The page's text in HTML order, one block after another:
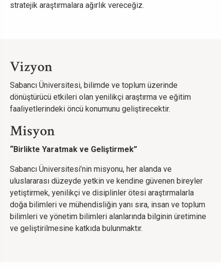
stratejik araştırmalara ağırlık vereceğiz.
Vizyon
Sabancı Üniversitesi, bilimde ve toplum üzerinde
dönüştürücü etkileri olan yenilikçi araştırma ve eğitim
faaliyetlerindeki öncü konumunu geliştirecektir.
Misyon
“Birlikte Yaratmak ve Geliştirmek”
Sabancı Üniversitesi’nin misyonu, her alanda ve
uluslararası düzeyde yetkin ve kendine güvenen bireyler
yetiştirmek, yenilikçi ve disiplinler ötesi araştırmalarla
doğa bilimleri ve mühendisliğin yanı sıra, insan ve toplum
bilimleri ve yönetim bilimleri alanlarında bilginin üretimine
ve geliştirilmesine katkıda bulunmaktır.